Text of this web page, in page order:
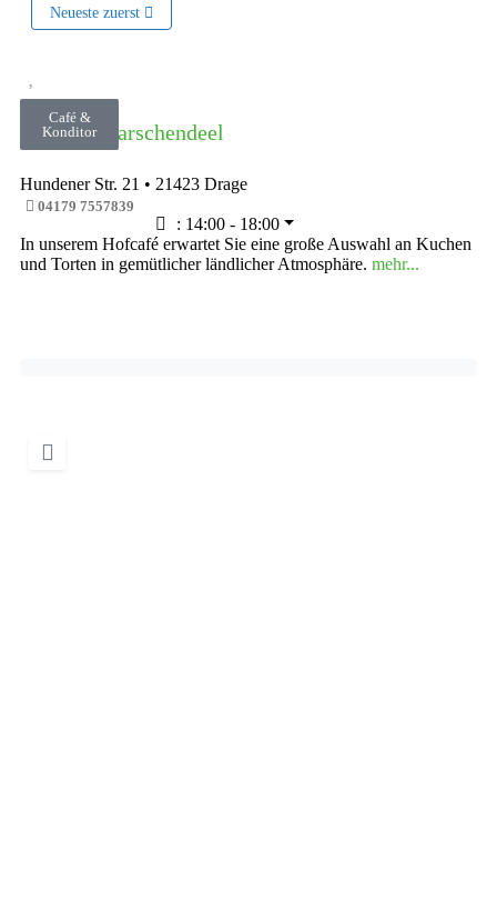
Neueste zuerst
Café &
Konditor
Hofcafé Marschendeel
Hundener Str. 21 • 21423 Drage
04179 7557839
: 14:00 - 18:00
In unserem Hofcafé erwartet Sie eine große Auswahl an Kuchen
und Torten in gemütlicher ländlicher Atmosphäre. mehr...